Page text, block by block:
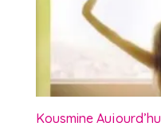
Kousmine